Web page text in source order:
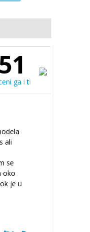
51
ga i ti
ali
se
oko
je u